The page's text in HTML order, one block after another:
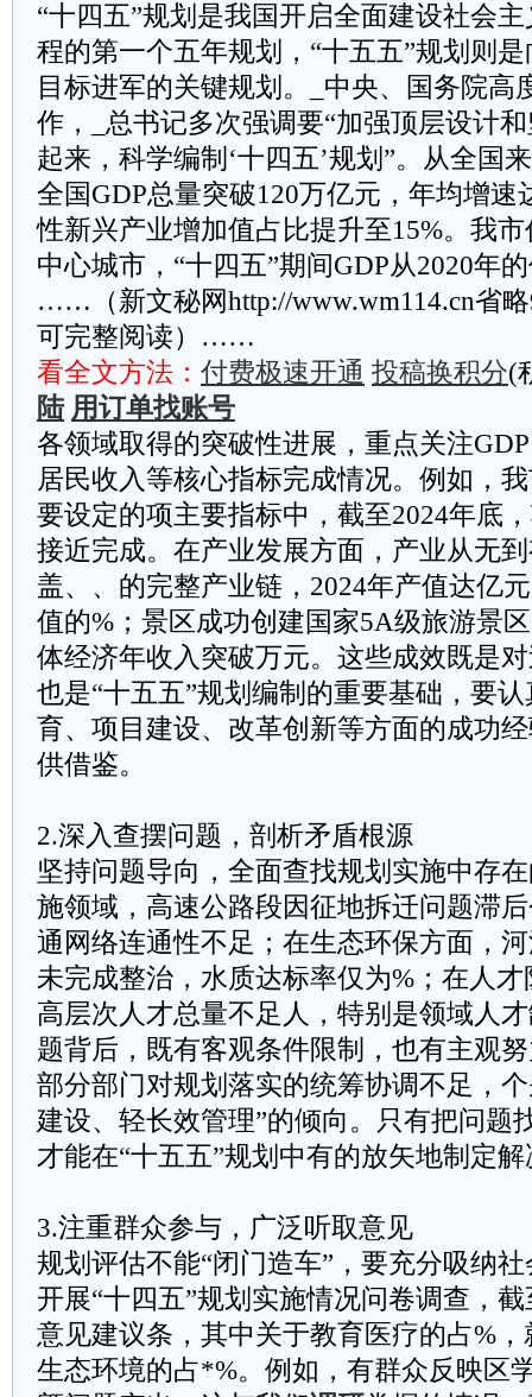
“十四五”规划是我国开启全面建设社会
程的第一个五年规划，“十五五”规划则
目标进军的关键规划。_中央、国务院高
作，_总书记多次强调要“加强顶层设计
起来，科学编制‘十四五’规划”。从全国
全国GDP总量突破120万亿元，年均增速
性新兴产业增加值占比提升至15%。我
中心城市，“十四五”期间GDP从2020年
……（新文秘网http://www.wm114.cn省
可完整阅读）……
看全文方法： 付费极速开通 投稿换积分(
陆 用订单找账号
各领域取得的突破性进展，重点关注
居民收入等核心指标完成情况。例如，
要设定的项主要指标中，截至2024年底
接近完成。在产业发展方面，产业从无
盖、、的完整产业链，2024年产值达亿
值的%；景区成功创建国家5A级旅游景
体经济年收入突破万元。这些成效既是
也是“十五五”规划编制的重要基础，要
育、项目建设、改革创新等方面的成功
供借鉴。
2.深入查摆问题，剖析矛盾根源
坚持问题导向，全面查找规划实施中存
施领域，高速公路段因征地拆迁问题滞
通网络连通性不足；在生态环保方面，
未完成整治，水质达标率仅为%；在人
高层次人才总量不足人，特别是领域人
题背后，既有客观条件限制，也有主观
部分部门对规划落实的统筹协调不足，
建设、轻长效管理”的倾向。只有把问题
才能在“十五五”规划中有的放矢地制定
3.注重群众参与，广泛听取意见
规划评估不能“闭门造车”，要充分吸纳
开展“十四五”规划实施情况问卷调查，
意见建议条，其中关于教育医疗的占%
生态环境的占*%。例如，有群众反映区